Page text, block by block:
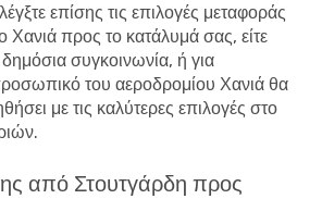
επίσης τις επιλογές μεταφοράς
Χανιά προς το κατάλυμά σας, είτε
δημόσια συγκοινωνία, ή για
του αεροδρομίου Χανιά θα
με τις καλύτερες επιλογές στο
από Στουτγάρδη προς